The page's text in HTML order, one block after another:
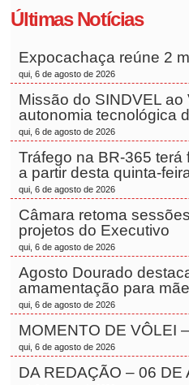
Últimas Notícias
Expocachaça reúne 2
qui, 6 de agosto de 2026
Missão do SINDVEL
autonomia tecnológica
qui, 6 de agosto de 2026
Tráfego na BR-365
a partir desta quinta-
qui, 6 de agosto de 2026
Câmara retoma
projetos do Executivo
qui, 6 de agosto de 2026
Agosto Dourado
amamentação para
qui, 6 de agosto de 2026
MOMENTO DE VÔLEI
qui, 6 de agosto de 2026
DA REDAÇÃO – 06 DE